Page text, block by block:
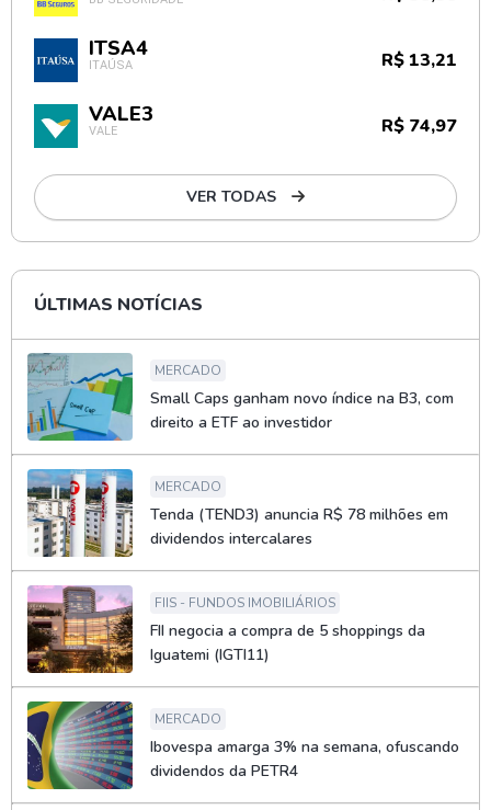
ITSA4
ITAÚSA R$ 13,21
VALE3
VALE R$ 74,97
VER TODAS
ÚLTIMAS NOTÍCIAS
MERCADO
Small Caps ganham novo índice na B3, com
direito a ETF ao investidor
MERCADO
Tenda (TEND3) anuncia R$ 78 milhões em
dividendos intercalares
FIIS - FUNDOS IMOBILIÁRIOS
FII negocia a compra de 5 shoppings da
Iguatemi (IGTI11)
MERCADO
Ibovespa amarga 3% na semana, ofuscando
dividendos da PETR4